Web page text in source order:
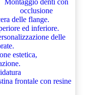
Montaggio denti con
occlusione
delle flange.
ed inferiore.
delle
estetica,
frontale con resine